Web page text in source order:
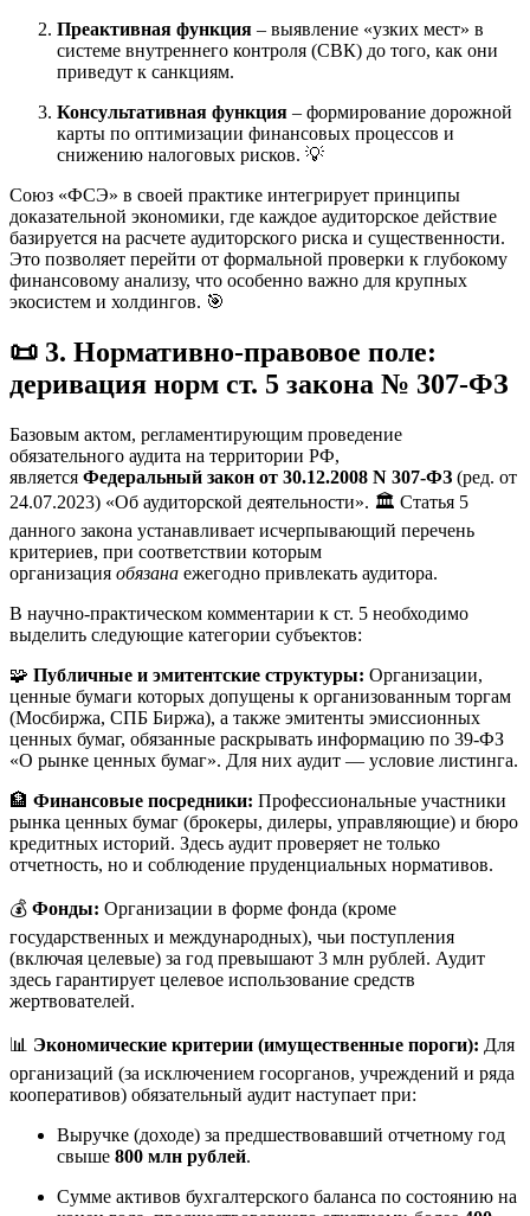
Преактивная функция – выявление «узких мест» в
системе внутреннего контроля (СВК) до того, как они
приведут к санкциям.
Консультативная функция – формирование дорожной
карты по оптимизации финансовых процессов и
снижению налоговых рисков. 💡
Союз «ФСЭ» в своей практике интегрирует принципы
доказательной экономики, где каждое аудиторское действие
базируется на расчете аудиторского риска и существенности.
Это позволяет перейти от формальной проверки к глубокому
финансовому анализу, что особенно важно для крупных
экосистем и холдингов. 🎯
📜 3. Нормативно-правовое поле:
деривация норм ст. 5 закона № 307-ФЗ
Базовым актом, регламентирующим проведение
обязательного аудита на территории РФ,
является Федеральный закон от 30.12.2008 N 307-ФЗ (ред. от
24.07.2023) «Об аудиторской деятельности». 🏛️ Статья 5
данного закона устанавливает исчерпывающий перечень
критериев, при соответствии которым
организация обязана ежегодно привлекать аудитора.
В научно-практическом комментарии к ст. 5 необходимо
выделить следующие категории субъектов:
🧩 Публичные и эмитентские структуры: Организации,
ценные бумаги которых допущены к организованным торгам
(Мосбиржа, СПБ Биржа), а также эмитенты эмиссионных
ценных бумаг, обязанные раскрывать информацию по 39-ФЗ
«О рынке ценных бумаг». Для них аудит — условие листинга.
🏦 Финансовые посредники: Профессиональные участники
рынка ценных бумаг (брокеры, дилеры, управляющие) и бюро
кредитных историй. Здесь аудит проверяет не только
отчетность, но и соблюдение пруденциальных нормативов.
💰 Фонды: Организации в форме фонда (кроме
государственных и международных), чьи поступления
(включая целевые) за год превышают 3 млн рублей. Аудит
здесь гарантирует целевое использование средств
жертвователей.
📊 Экономические критерии (имущественные пороги): Для
организаций (за исключением госорганов, учреждений и ряда
кооперативов) обязательный аудит наступает при:
Выручке (доходе) за предшествовавший отчетному год
свыше 800 млн рублей.
Сумме активов бухгалтерского баланса по состоянию на